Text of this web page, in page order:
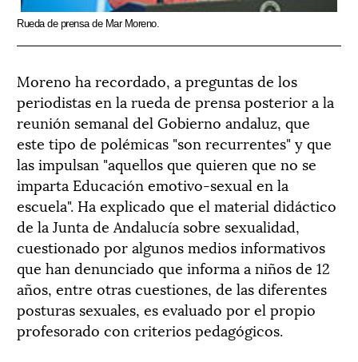
Rueda de prensa de Mar Moreno.
Moreno ha recordado, a preguntas de los
periodistas en la rueda de prensa posterior a la
reunión semanal del Gobierno andaluz, que
este tipo de polémicas "son recurrentes" y que
las impulsan "aquellos que quieren que no se
imparta Educación emotivo-sexual en la
escuela". Ha explicado que el material didáctico
de la Junta de Andalucía sobre sexualidad,
cuestionado por algunos medios informativos
que han denunciado que informa a niños de 12
años, entre otras cuestiones, de las diferentes
posturas sexuales, es evaluado por el propio
profesorado con criterios pedagógicos.